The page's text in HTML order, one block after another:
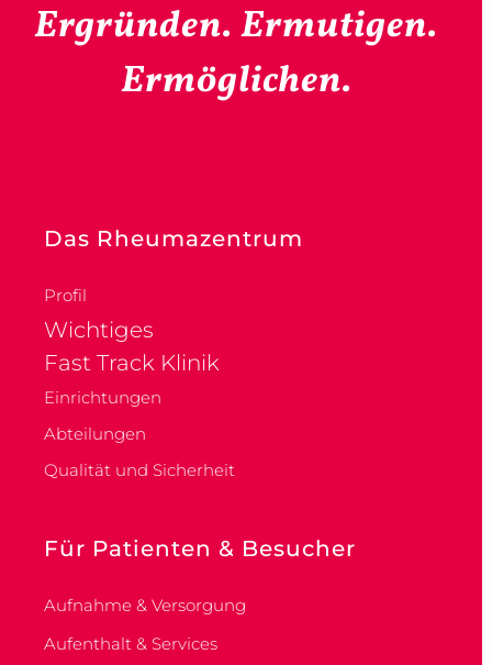
Ergründen. Ermutigen.
Ermöglichen.
Das Rheumazentrum
Profil
Wichtiges
Fast Track Klinik
Einrichtungen
Abteilungen
Qualität und Sicherheit
Für Patienten & Besucher
Aufnahme & Versorgung
Aufenthalt & Services